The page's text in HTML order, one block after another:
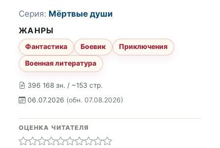
396 168 зн. / ~153 стр.
06.07.2026 (обн. 07.08.2026)
Серия: Мёртвые души
ЖАНРЫ
Фантастика Боевик
Приключения
Военная литература
ОЦЕНКА ЧИТАТЕЛЯ